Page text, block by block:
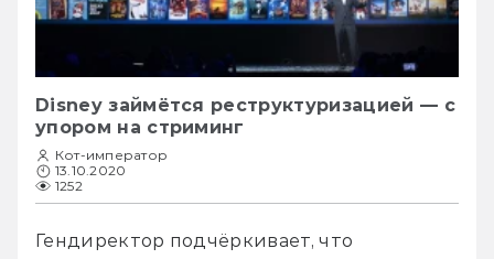
Disney займётся реструктуризацией — с
упором на стриминг
Кот-император
13.10.2020
1252
Гендиректор подчёркивает, что